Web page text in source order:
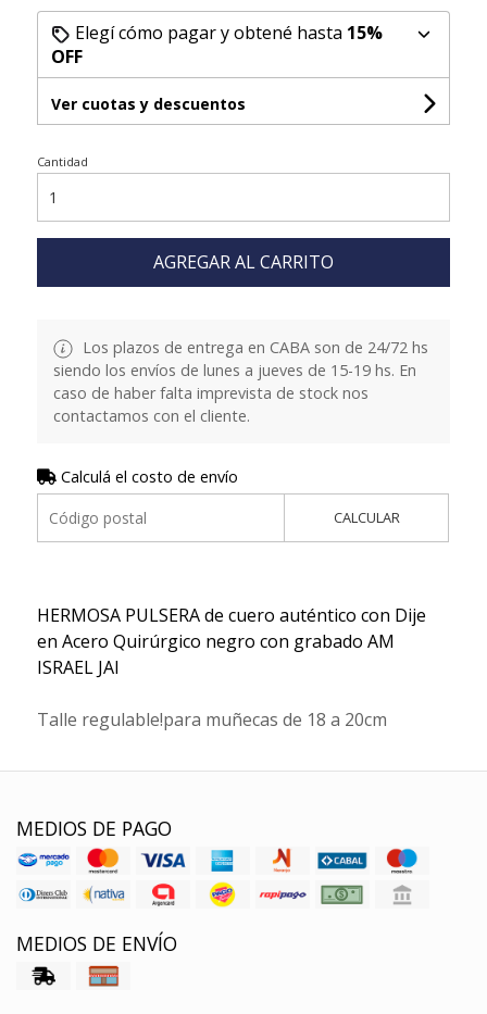
Elegí cómo pagar y obtené hasta 15%
OFF
Ver cuotas y descuentos
Cantidad
AGREGAR AL CARRITO
Los plazos de entrega en CABA son de 24/72 hs
siendo los envíos de lunes a jueves de 15-19 hs. En
caso de haber falta imprevista de stock nos
contactamos con el cliente.
Calculá el costo de envío
CALCULAR
HERMOSA PULSERA de cuero auténtico con Dije
en Acero Quirúrgico negro con grabado AM
ISRAEL JAI
Talle regulable!para muñecas de 18 a 20cm
MEDIOS DE PAGO
MEDIOS DE ENVÍO